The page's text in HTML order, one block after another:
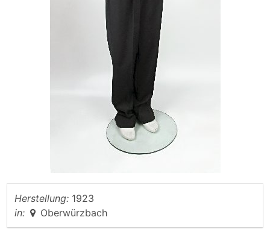
Herstellung: 1923
in:
Oberwürzbach